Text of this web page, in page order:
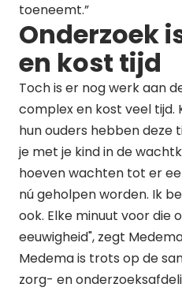
toeneemt.”
Onderzoek
en kost tijd
Toch is er nog werk aan
complex en kost veel tijd.
hun ouders hebben deze
je met je kind in de
hoeven wachten tot er
nú geholpen worden. Ik
ook. Elke minuut voor die
eeuwigheid", zegt
Medema is trots op de
zorg- en